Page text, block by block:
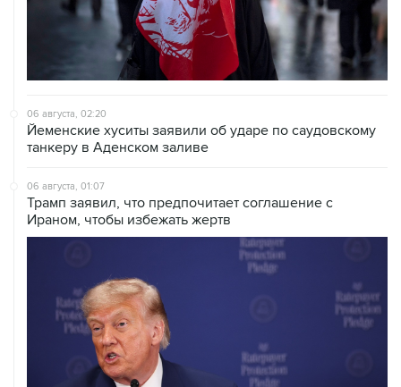
06 августа, 02:20
Йеменские хуситы заявили об ударе по саудовскому
танкеру в Аденском заливе
06 августа, 01:07
Трамп заявил, что предпочитает соглашение с
Ираном, чтобы избежать жертв